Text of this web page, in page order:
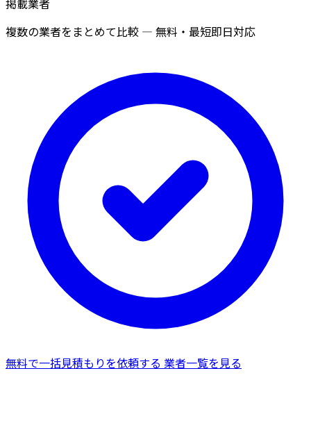
掲載業者
複数の業者をまとめて比較 — 無料・最短即日対応
無料で一括見積もりを依頼する 業者一覧を見る